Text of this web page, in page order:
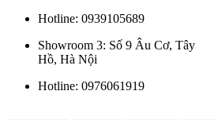
Hotline: 0939105689
Showroom 3: Số 9 Âu Cơ, Tây
Hồ, Hà Nội
Hotline: 0976061919